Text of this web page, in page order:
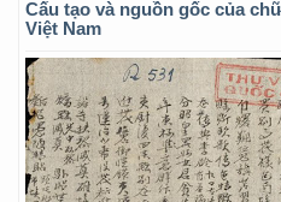
Cấu tạo và nguồn gốc của
Việt Nam